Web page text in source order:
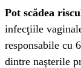
Pot scădea
infecţiile
responsabile cu
dintre naşterile